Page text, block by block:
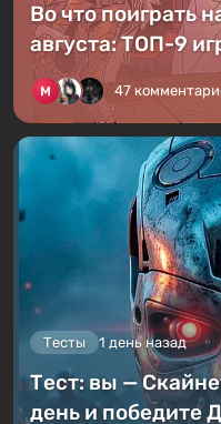
Во что поиграть
августа: ТОП-9
47
Тесты 1 день назад
Тест: вы —
день и победите